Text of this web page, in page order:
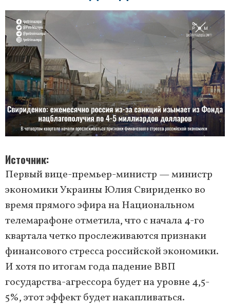
Источник
Первый вице-премьер-министр — министр
экономики Украины Юлия Свириденко во
время прямого эфира на Национальном
телемарафоне отметила, что с начала 4-го
квартала четко прослеживаются признаки
финансового стресса российской экономики.
И хотя по итогам года падение ВВП
государства-агрессора будет на уровне 4,5-
5%, этот эффект будет накапливаться.